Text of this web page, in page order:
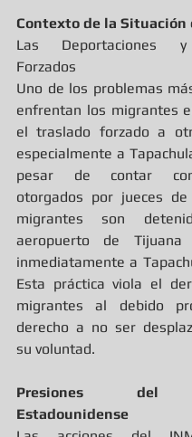
Contexto de la Situación
Las Deportaciones y
Forzados
Uno de los problemas
enfrentan los migrantes
el traslado forzado a
especialmente a
pesar de contar
otorgados por jueces
migrantes son
aeropuerto de Tijuana
inmediatamente a
Esta práctica viola el
migrantes al debido
derecho a no ser
su voluntad.
Presiones del
Estadounidense